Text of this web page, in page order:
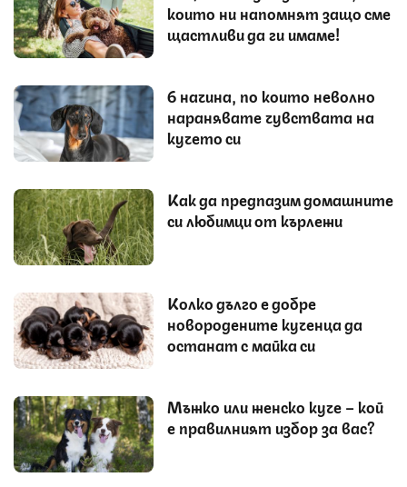
които ни напомнят защо сме
щастливи да ги имаме!
6 начина, по които неволно
наранявате чувствата на
кучето си
Как да предпазим домашните
си любимци от кърлежи
Колко дълго е добре
новородените кученца да
останат с майка си
Мъжко или женско куче – кой
е правилният избор за вас?